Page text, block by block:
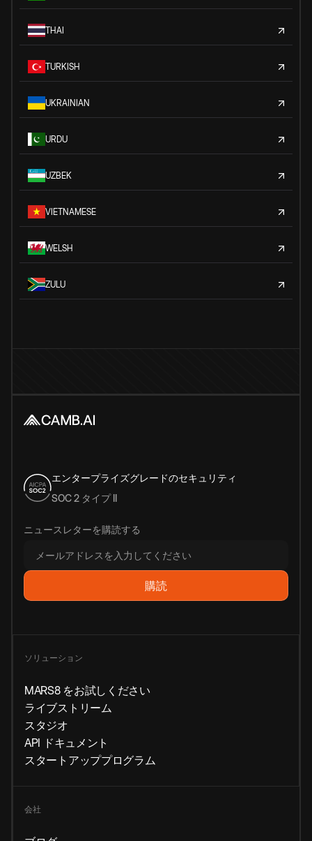
THAI
TURKISH
UKRAINIAN
URDU
UZBEK
VIETNAMESE
WELSH
ZULU
エンタープライズグレードのセキュリティ
SOC 2 タイプ II
ニュースレターを購読する
ソリューション
MARS8 をお試しください
ライブストリーム
スタジオ
API ドキュメント
スタートアッププログラム
会社